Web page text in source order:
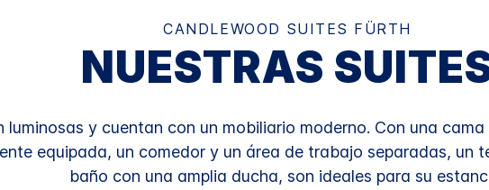
CANDLEWOOD SUITES FÜRTH
NUESTRAS
luminosas y cuentan con un mobiliario moderno. Con una
equipada, un comedor y un área de trabajo separadas, un
baño con una amplia ducha, son ideales para su